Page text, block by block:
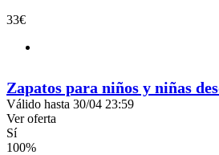
33€
Zapatos para niños y niñas
Válido hasta 30/04 23:59
Ver oferta
Sí
100%